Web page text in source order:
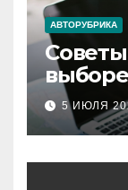
АВТОРУБРИКА
5 ИЮЛЯ